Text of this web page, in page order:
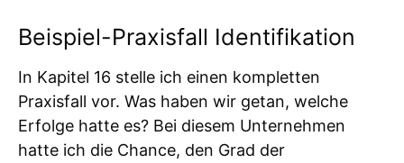
Beispiel-Praxisfall Identifikation
In Kapitel 16 stelle ich einen kompletten
Praxisfall vor. Was haben wir getan, welche
Erfolge hatte es? Bei diesem Unternehmen
hatte ich die Chance, den Grad der